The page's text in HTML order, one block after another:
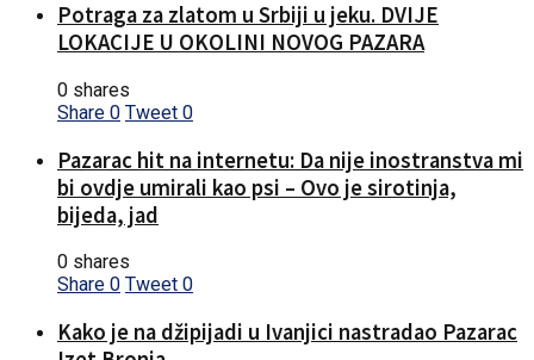
Potraga za zlatom u Srbiji u jeku. DVIJE
LOKACIJE U OKOLINI NOVOG PAZARA
0 shares
Share 0 Tweet 0
Pazarac hit na internetu: Da nije inostranstva mi
bi ovdje umirali kao psi – Ovo je sirotinja,
bijeda, jad
0 shares
Share 0 Tweet 0
Kako je na džipijadi u Ivanjici nastradao Pazarac